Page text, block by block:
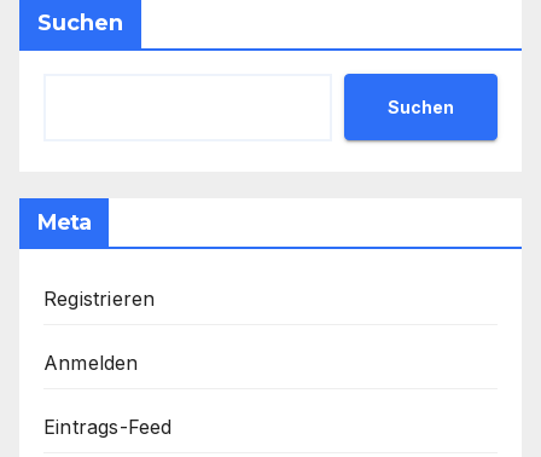
Suchen
Suchen
Meta
Registrieren
Anmelden
Eintrags-Feed